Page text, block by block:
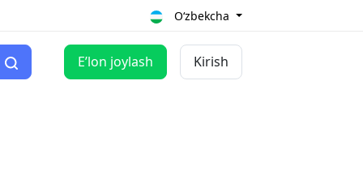
O‘zbekcha
Eʼlon joylash Kirish